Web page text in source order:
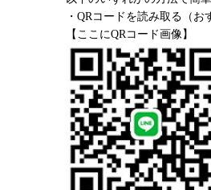
・QRコードを読み取る（お
【ここにQRコード画像】